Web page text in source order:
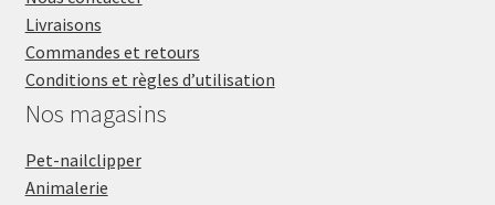
Livraisons
Commandes et retours
Conditions et règles d’utilisation
Nos magasins
Pet-nailclipper
Animalerie